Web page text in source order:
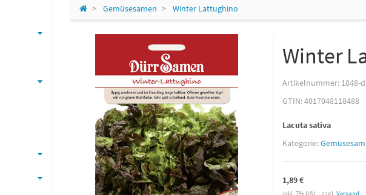
Gemüsesamen Winter Lattughino
Winter
Artikelnummer: 1848-
GTIN:4017048118488
Lacuta sativa
Kategorie:
1,89 €
inkl. 7% USt. , zzgl. Versand